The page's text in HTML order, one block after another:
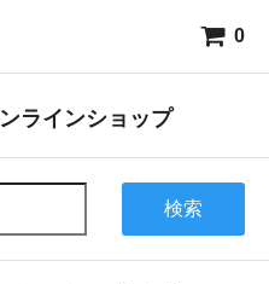
0
ラインショップ
検索